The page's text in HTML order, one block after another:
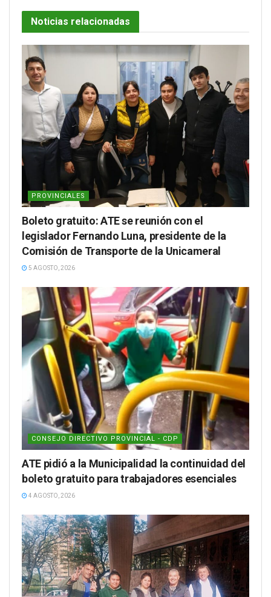
Noticias relacionadas
PROVINCIALES
Boleto gratuito: ATE se reunión con el
legislador Fernando Luna, presidente de la
Comisión de Transporte de la Unicameral
5 AGOSTO, 2026
CONSEJO DIRECTIVO PROVINCIAL - CDP
ATE pidió a la Municipalidad la continuidad del
boleto gratuito para trabajadores esenciales
4 AGOSTO, 2026